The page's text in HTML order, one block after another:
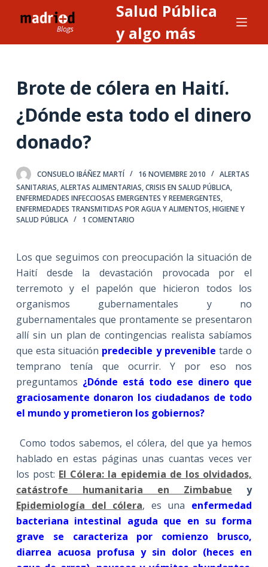
l
n
e
n
o
Salud Pública
y algo más
Brote de cólera en Haití.
¿Dónde esta todo el dinero
donado?
CONSUELO IBÁÑEZ MARTÍ 16 NOVIEMBRE 2010
ALERTAS
SANITARIAS, ALERTAS ALIMENTARIAS,CRISIS EN SALUD PÚBLICA,
ENFERMEDADES INFECCIOSAS EMERGENTES Y REEMERGENTES,
ENFERMEDADES TRANSMITIDAS POR AGUA Y ALIMENTOS,HIGIENE Y
SALUD PÚBLICA
1 COMENTARIO
Los que seguimos con preocupación la situación de
Haití desde la devastación provocada por el
terremoto y el papelón que hicieron todos los
organismos gubernamentales y no
gubernamentales que prontamente se presentaron
allí sin un plan de contingencias realista sabíamos
que esta situación predecible y prevenible tarde o
temprano tenía que ocurrir. Y por eso nos
preguntamos ¿Dónde está todo ese dinero que
graciosamente donaron los ciudadanos de todo
el mundo y prometieron los gobiernos?
Como todos sabemos, el cólera, del que ya hemos
hablado en estas páginas unas cuantas veces ver
los post: El Cólera: la epidemia de los olvidados,
catástrofe humanitaria en Zimbabue y
Epidemiología del cólera, es una enfermedad
bacteriana intestinal aguda que en su forma
grave se caracteriza por comienzo brusco,
diarrea acuosa profusa y sin dolor (heces en